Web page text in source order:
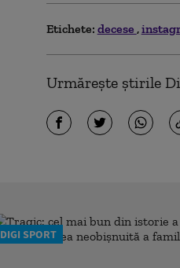
Etichete: decese
Urmărește știrile
DIGI SPORT